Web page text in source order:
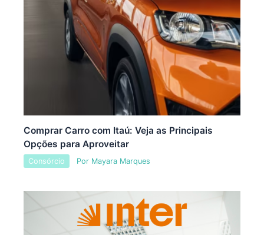
Comprar Carro com Itaú: Veja as Principais
Opções para Aproveitar
Consórcio Por Mayara Marques